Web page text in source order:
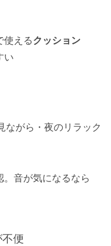
使えるクッション
い
ながら・夜のリラック
。音が気になるなら
便